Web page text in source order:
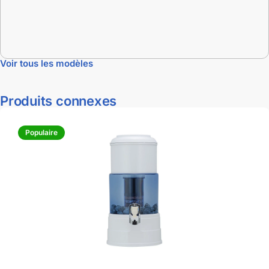
Voir tous les modèles
Produits connexes
Populaire